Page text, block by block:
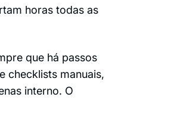
horas todas as
que há passos
checklists manuais,
interno. O